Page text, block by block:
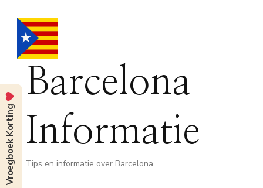
Barcelona
Informatie
Tips en informatie over Barcelona
Vroegboek Korting